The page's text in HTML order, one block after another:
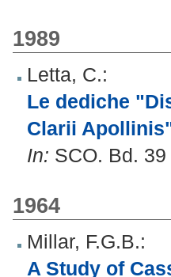
1989
Letta, C.:
Le dediche
Clarii
In: SCO. Bd.
1964
Millar, F.G.B.:
A Study of